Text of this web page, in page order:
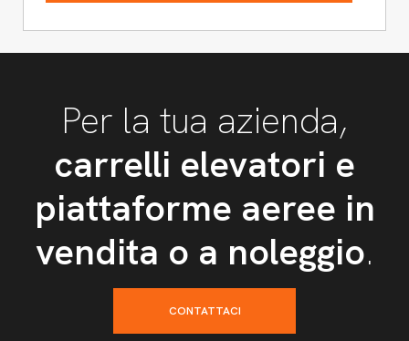
Per la tua azienda,
carrelli elevatori e
piattaforme aeree in
vendita o a noleggio.
CONTATTACI